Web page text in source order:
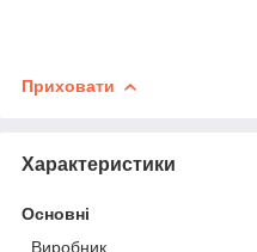
Приховати
Характеристики
Основні
Виробник